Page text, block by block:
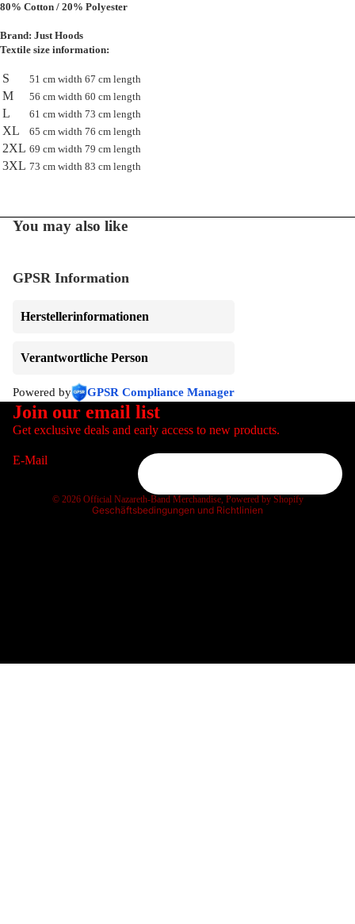
80% Cotton / 20% Polyester
Brand: Just Hoods
Textile size information:
S 51 cm width 67 cm length
M 56 cm width 60 cm length
L 61 cm width 73 cm length
XL 65 cm width 76 cm length
2XL 69 cm width 79 cm length
3XL 73 cm width 83 cm length
You may also like
GPSR Information
Herstellerinformationen
Verantwortliche Person
Powered by GPSR Compliance Manager
Join our email list
Get exclusive deals and early access to new products.
E-Mail
© 2026 Official Nazareth-Band Merchandise, Powered by Shopify
Geschäftsbedingungen und Richtlinien
Widerrufsrecht
AGB
Versand
Kontaktinformationen